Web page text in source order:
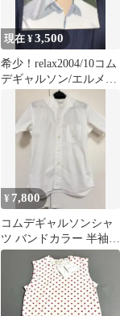
現在 ¥3,500
希少！relax2004/10コム
デギャルソン/エルメス
特集/Supreme
¥ 7,800
コムデギャルソンシャ
ツ バンドカラー 半袖シ
ャツ 白 XS フランス製